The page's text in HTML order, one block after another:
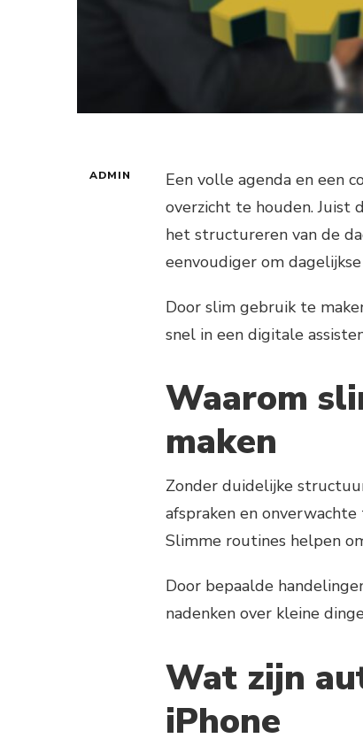
ADMIN
Een volle agenda en een
overzicht te houden. Juist
het structureren van de
eenvoudiger om
Door slim gebruik te
snel in een digitale
Waarom
maken
Zonder duidelijke
afspraken en
Slimme routines helpen
Door bepaalde
nadenken over kleine
Wat zijn
iPhone